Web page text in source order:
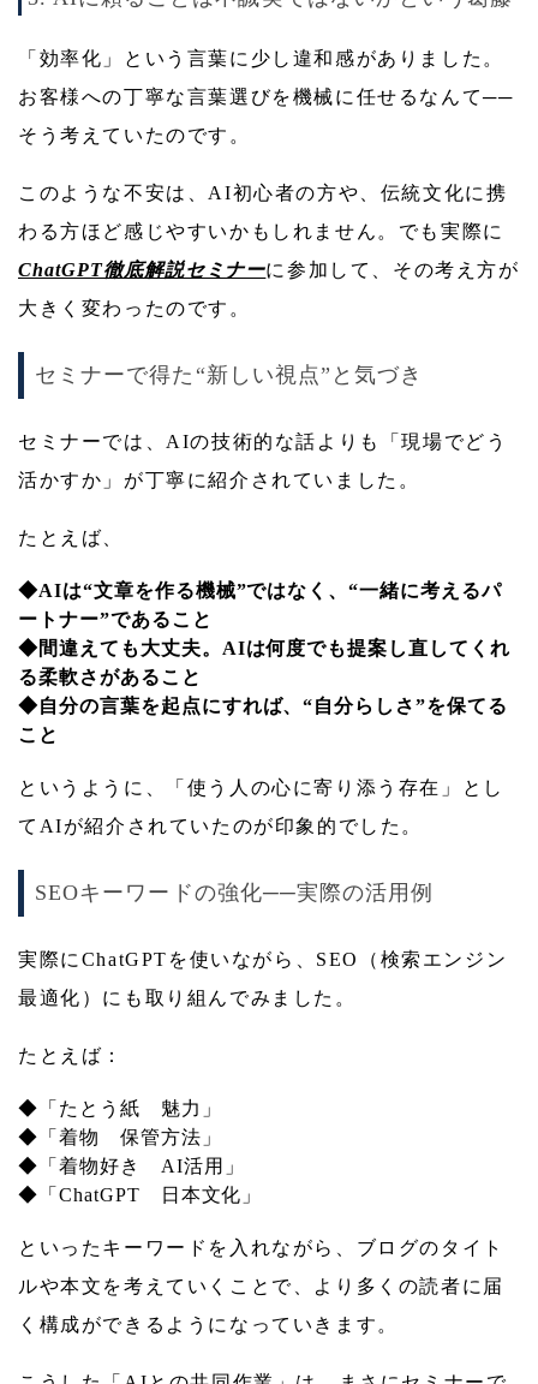
「効率化」という言葉に少し違和感がありました。
お客様への丁寧な言葉選びを機械に任せるなんて──
そう考えていたのです。
このような不安は、AI初心者の方や、伝統文化に携
わる方ほど感じやすいかもしれません。でも実際に
ChatGPT徹底解説セミナーに参加して、その考え方が
大きく変わったのです。
セミナーで得た“新しい視点”と気づき
セミナーでは、AIの技術的な話よりも「現場でどう
活かすか」が丁寧に紹介されていました。
たとえば、
◆AIは“文章を作る機械”ではなく、“一緒に考えるパ
ートナー”であること
◆間違えても大丈夫。AIは何度でも提案し直してくれ
る柔軟さがあること
◆自分の言葉を起点にすれば、“自分らしさ”を保てる
こと
というように、「使う人の心に寄り添う存在」とし
てAIが紹介されていたのが印象的でした。
SEOキーワードの強化──実際の活用例
実際にChatGPTを使いながら、SEO（検索エンジン
最適化）にも取り組んでみました。
たとえば：
◆「たとう紙 魅力」
◆「着物 保管方法」
◆「着物好き AI活用」
◆「ChatGPT 日本文化」
といったキーワードを入れながら、ブログのタイト
ルや本文を考えていくことで、より多くの読者に届
く構成ができるようになっていきます。